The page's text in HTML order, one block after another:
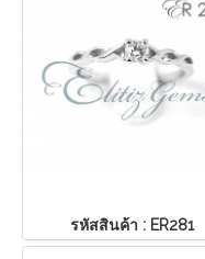
รหัสสินค้า : ER281